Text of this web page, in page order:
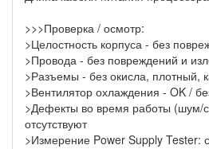
>>>Проверка / осмотр:
>Целостность корпуса - без
>Провода - без повреждений и
>Разъемы - без окисла, плотный,
>Вентилятор охлаждения - OK /
>Дефекты во время работы (шум/
отсутствуют
>Измерение Power Supply Tester: